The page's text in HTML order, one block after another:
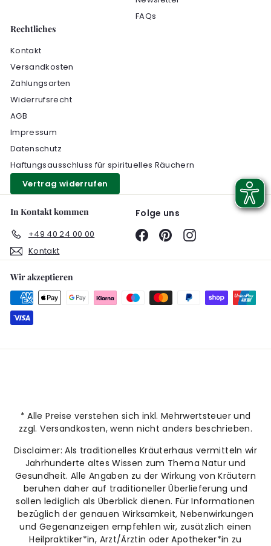
FAQs
Rechtliches
Kontakt
Versandkosten
Zahlungsarten
Widerrufsrecht
AGB
Impressum
Datenschutz
Haftungsausschluss für spirituelles Räuchern
Vertrag widerrufen
In Kontakt kommen
+49 40 24 00 00
Kontakt
Folge uns
Facebook
PinterestInstagram
Wir akzeptieren
* Alle Preise verstehen sich inkl. Mehrwertsteuer und
zzgl. Versandkosten, wenn nicht anders beschrieben.
Disclaimer: Als traditionelles Kräuterhaus vermitteln wir
Jahrhunderte altes Wissen zum Thema Natur und
Gesundheit. Alle Angaben zu der Wirkung von Kräutern
beruhen daher auf traditioneller Überlieferung und
sollen lediglich als Überblick dienen. Für Informationen
bezüglich der genauen Wirksamkeit, Nebenwirkungen
und Gegenanzeigen empfehlen wir, zusätzlich einen
Heilpraktiker*in, Arzt/Ärztin oder Apotheker*in zu